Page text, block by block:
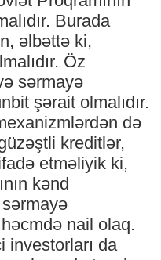
Burada
əlbəttə ki,
Öz
sərmayə
şərait olmalıdır.
də
kreditlər,
etməliyik ki,
kənd
sərmayə
nail olaq.
investorları da